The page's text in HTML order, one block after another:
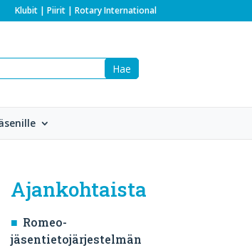
Klubit| Piirit| Rotary International
Ajankohtaista
Romeo-
jäsentietojärjestelmän